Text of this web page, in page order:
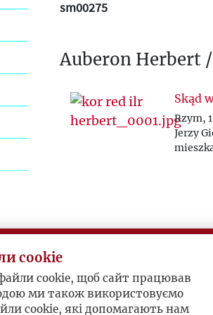
sm00275
Auberon Herbert
Skąd
Rzym,
Jerzy
cookie
cookie, щоб сайт працював
ми також використовуємо
cookie, які допомагають нам